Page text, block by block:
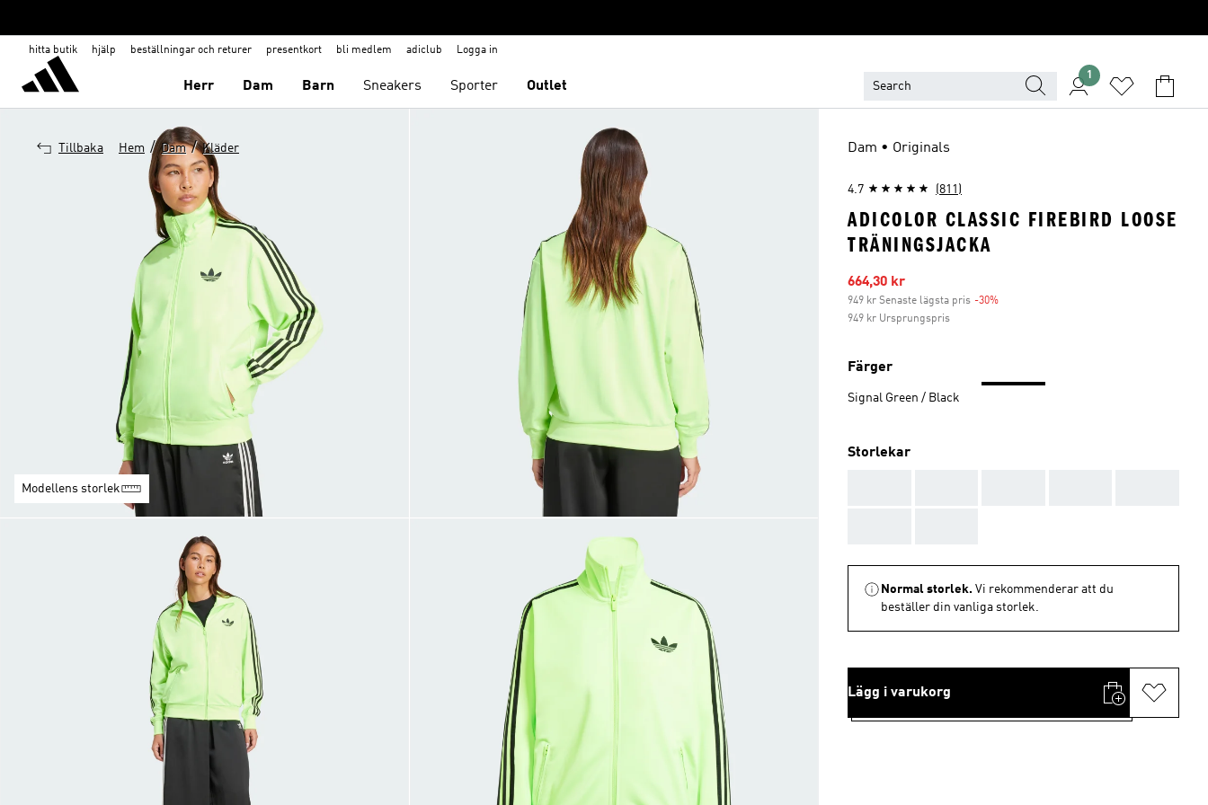
hitta butik hjälp beställningar och returer presentkort bli medlem adiclub Logga in
Herr Dam Barn Sneakers Sporter Outlet
1
Tillbaka Hem / Dam / Kläder
Modellens storlek
Dam • Originals
4.7 (811)
ADICOLOR CLASSIC FIREBIRD LOOSE
TRÄNINGSJACKA
Reapris
664,30 kr
949 kr Senaste lägsta pris -30%
949 kr Ursprungspris
Färger
Signal Green / Black
Storlekar
Normal storlek. Vi rekommenderar att du
beställer din vanliga storlek.
Lägg i varukorg